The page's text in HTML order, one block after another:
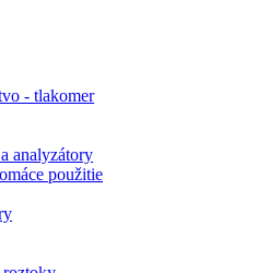
- tlakomer
analyzátory
použitie